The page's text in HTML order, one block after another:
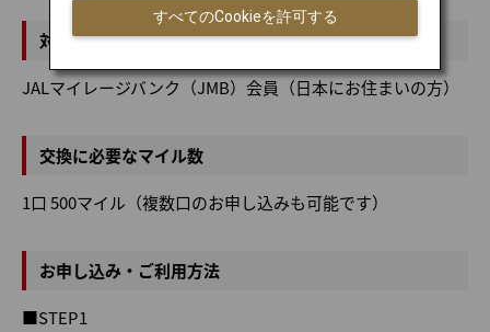
対象会員
JALマイレージバンク（JMB）会員（日本にお住まいの方）
交換に必要なマイル数
1口 500マイル（複数口のお申し込みも可能です）
お申し込み・ご利用方法
■STEP1
すべてのCookieを許可する